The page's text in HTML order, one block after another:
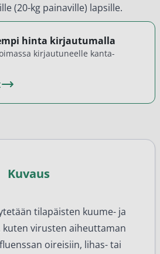
(20-kg painaville) lapsille.
hinta kirjautumalla
kirjautuneelle kanta-
Kuvaus
tilapäisten kuume- ja
virusten aiheuttaman
oireisiin, lihas- tai